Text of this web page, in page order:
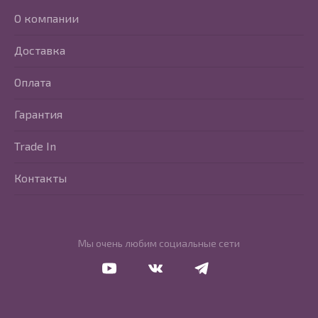
Мы очень любим социальные сети
Перейти в VkontakteПерейти в Telegram
О компании
Доставка
Оплата
Гарантия
Trade In
Контакты